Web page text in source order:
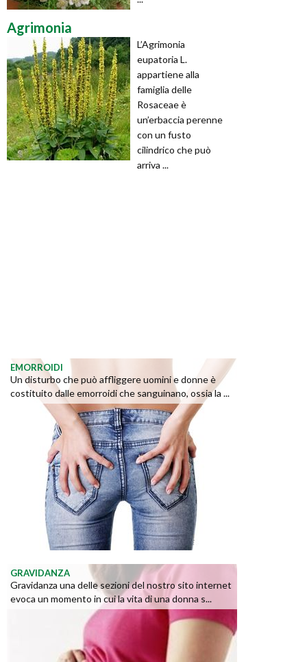
Agrimonia
L’Agrimonia
eupatoria L.
appartiene alla
famiglia delle
Rosaceae è
un’erbaccia perenne
con un fusto
cilindrico che può
arriva ...
EMORROIDI
Un disturbo che può affliggere uomini e donne è
costituito dalle emorroidi che sanguinano, ossia la ...
GRAVIDANZA
Gravidanza una delle sezioni del nostro sito internet
evoca un momento in cui la vita di una donna s...